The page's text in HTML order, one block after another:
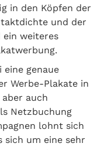
in den Köpfen der
und der
ein weiteres
eine genaue
Werbe-Plakate in
auch
Netzbuchung
lohnt sich
sich um eine sehr